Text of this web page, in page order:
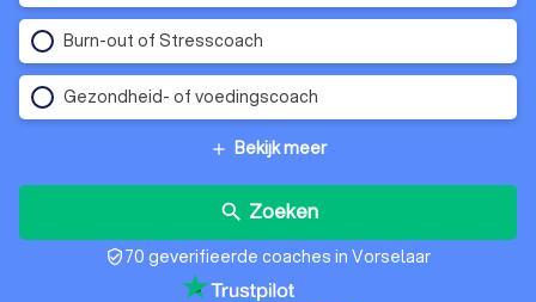
Burn-out of Stresscoach
Gezondheid- of voedingscoach
add Bekijk meer
search Zoeken
verified_user70 geverifieerde coaches in Vorselaar